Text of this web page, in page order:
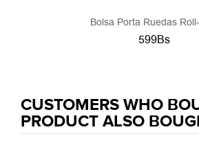
Bolsa Porta Ruedas
599Bs
CUSTOMERS WHO
PRODUCT ALSO